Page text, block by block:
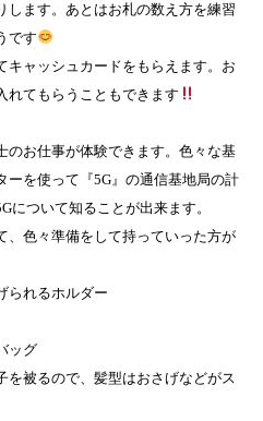
します。あとはお札の数え方を練習
です
キャッシュカードをもらえます。お
れてもらうこともできます
お仕事が体験できます。色々な基
ーを使って『5G』の通信基地局の計
について知ることが出来ます。
色々準備をして持っていった方が
られるホルダー
ッグ
を被るので、髪型はおさげなどがス